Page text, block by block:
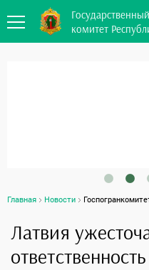
комитет
Главная Новости
Латвия
ответственность